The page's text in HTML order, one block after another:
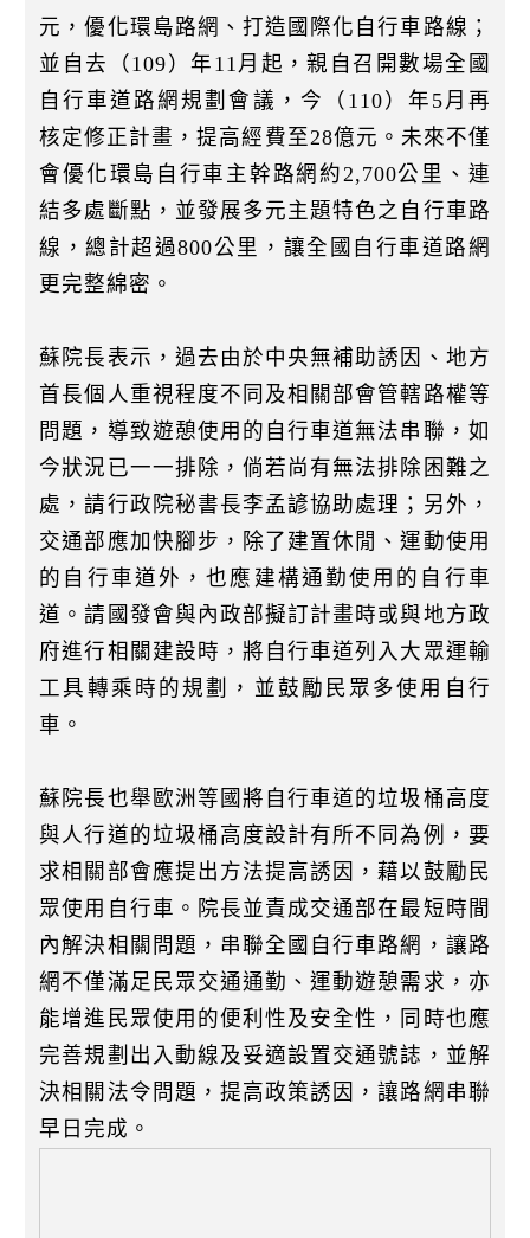
元，優化環島路網、打造國際化自行車路線；
並自去（109）年11月起，親自召開數場全國
自行車道路網規劃會議，今（110）年5月再
核定修正計畫，提高經費至28億元。未來不僅
會優化環島自行車主幹路網約2,700公里、連
結多處斷點，並發展多元主題特色之自行車路
線，總計超過800公里，讓全國自行車道路網
更完整綿密。
蘇院長表示，過去由於中央無補助誘因、地方
首長個人重視程度不同及相關部會管轄路權等
問題，導致遊憩使用的自行車道無法串聯，如
今狀況已一一排除，倘若尚有無法排除困難之
處，請行政院秘書長李孟諺協助處理；另外，
交通部應加快腳步，除了建置休閒、運動使用
的自行車道外，也應建構通勤使用的自行車
道。請國發會與內政部擬訂計畫時或與地方政
府進行相關建設時，將自行車道列入大眾運輸
工具轉乘時的規劃，並鼓勵民眾多使用自行
車。
蘇院長也舉歐洲等國將自行車道的垃圾桶高度
與人行道的垃圾桶高度設計有所不同為例，要
求相關部會應提出方法提高誘因，藉以鼓勵民
眾使用自行車。院長並責成交通部在最短時間
內解決相關問題，串聯全國自行車路網，讓路
網不僅滿足民眾交通通勤、運動遊憩需求，亦
能增進民眾使用的便利性及安全性，同時也應
完善規劃出入動線及妥適設置交通號誌，並解
決相關法令問題，提高政策誘因，讓路網串聯
早日完成。